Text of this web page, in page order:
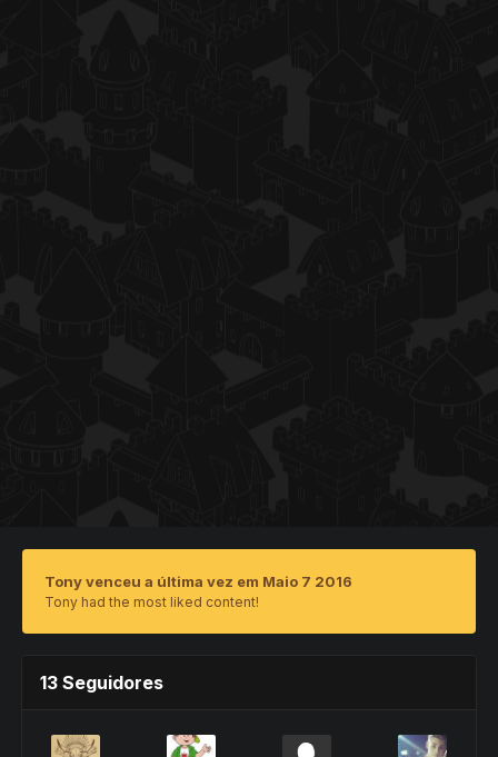
Tony venceu a última vez em Maio 7 2016
Tony had the most liked content!
13 Seguidores